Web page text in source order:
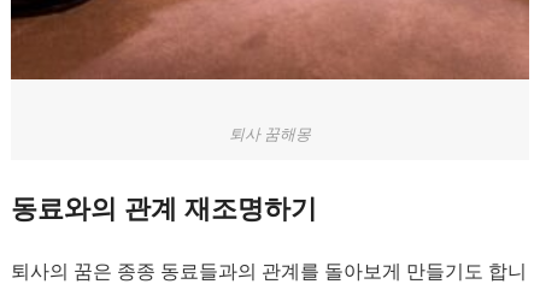
퇴사 꿈해몽
동료와의 관계 재조명하기
퇴사의 꿈은 종종 동료들과의 관계를 돌아보게 만들기도 합니